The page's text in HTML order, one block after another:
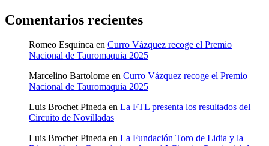
Comentarios recientes
Romeo Esquinca en Curro Vázquez recoge el Premio
Nacional de Tauromaquia 2025
Marcelino Bartolome en Curro Vázquez recoge el Premio
Nacional de Tauromaquia 2025
Luis Brochet Pineda en La FTL presenta los resultados del
Circuito de Novilladas
Luis Brochet Pineda en La Fundación Toro de Lidia y la